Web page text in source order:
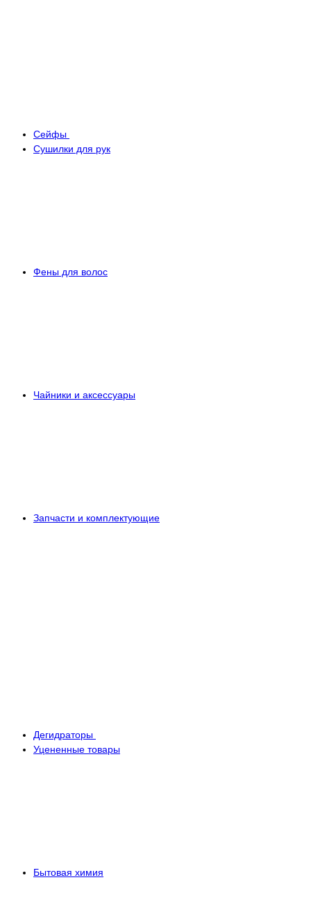
Сейфы
Сушилки для рук
Фены для волос
Чайники и аксессуары
Запчасти и комплектующие
Дегидраторы
Уцененные товары
Бытовая химия